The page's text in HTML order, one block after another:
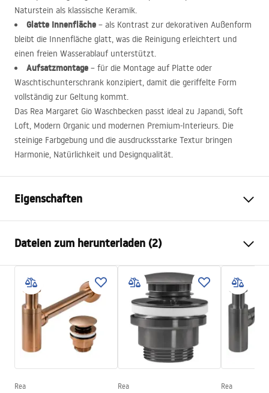
Naturstein als klassische Keramik.
Glatte Innenfläche – als Kontrast zur dekorativen Außenform
bleibt die Innenfläche glatt, was die Reinigung erleichtert und
einen freien Wasserablauf unterstützt.
Aufsatzmontage – für die Montage auf Platte oder
Waschtischunterschrank konzipiert, damit die geriffelte Form
vollständig zur Geltung kommt.
Das Rea Margaret Gio Waschbecken passt ideal zu Japandi, Soft
Loft, Modern Organic und modernen Premium-Interieurs. Die
steinige Farbgebung und die ausdrucksstarke Textur bringen
Harmonie, Natürlichkeit und Designqualität.
Eigenschaften
Material
Artificial Stone (Kompositstein)
Farbe
Beige, Steinoptik
Fertigstellung
Matt
Länge
495mm
Breite
355mm
Höhe
150mm
135mm
Form
Dateien zum herunterladen (2)
Anweisungen zum Einbau
Basin.pdf
Garantiebedingungen
Warranty_Terms_and_Conditions_Basins_-_5.pdf
Rea Rea Rea